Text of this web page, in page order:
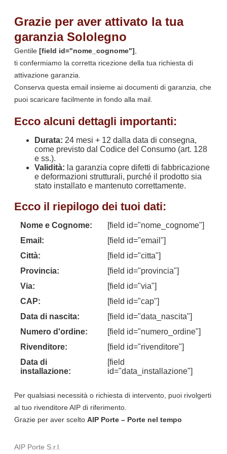
Grazie per aver attivato la tua
garanzia Sololegno
Gentile [field id="nome_cognome"]
ti confermiamo la corretta ricezione della tua richiesta di
attivazione garanzia.
Conserva questa email insieme ai documenti di garanzia, che
puoi scaricare facilmente in fondo alla mail.
Ecco alcuni dettagli importanti:
Durata: 24 mesi + 12 dalla data di consegna,
come previsto dal Codice del Consumo (art. 128
e ss.).
Validità: la garanzia copre difetti di fabbricazione
e deformazioni strutturali, purché il prodotto sia
stato installato e mantenuto correttamente.
Ecco il riepilogo dei tuoi dati:
Nome e Cognome:
[field id="nome_cognome"]
Email:
[field id="email"]
Città:
[field id="citta"]
Provincia:
[field id="provincia"]
Via:
[field id="via"]
CAP:
[field id="cap"]
Data di nascita:
[field id="data_nascita"]
Numero d'ordine:
[field id="numero_ordine"]
Rivenditore:
[field id="rivenditore"]
Data di
installazione:
[field
id="data_installazione"]
Per qualsiasi necessità o richiesta di intervento, puoi rivolgerti
al tuo rivenditore AIP di riferimento.
Grazie per aver scelto AIP Porte – Porte nel tempo
AIP Porte S.r.l.